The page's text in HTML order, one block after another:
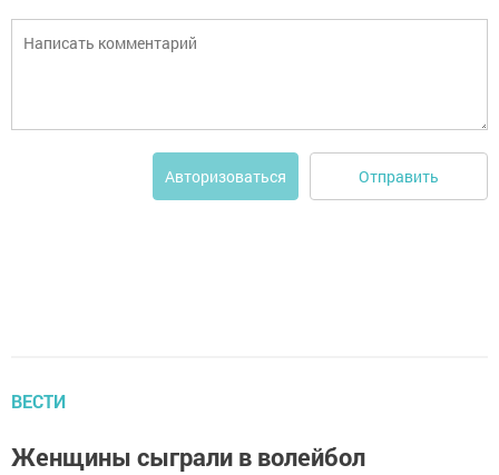
Авторизоваться Отправить
ВЕСТИ
Женщины сыграли в волейбол